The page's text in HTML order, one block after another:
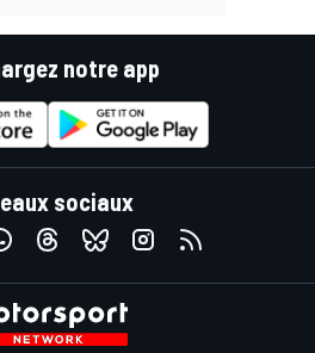
notre app
sociaux